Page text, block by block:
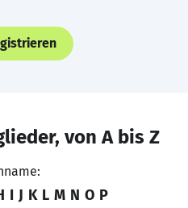
von A bis Z
I J K L M N O P